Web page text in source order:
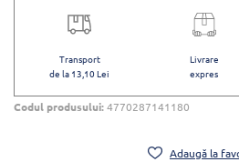
Transport
de la 13,10 Lei
Livrare
expres
Codul produsului:4770287141180
Adaugă la